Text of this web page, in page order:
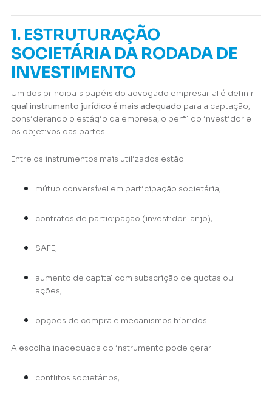
1. ESTRUTURAÇÃO
SOCIETÁRIA DA RODADA DE
INVESTIMENTO
Um dos principais papéis do advogado empresarial é definir
qual instrumento jurídico é mais adequado para a captação,
considerando o estágio da empresa, o perfil do investidor e
os objetivos das partes.
Entre os instrumentos mais utilizados estão:
mútuo conversível em participação societária;
contratos de participação (investidor-anjo);
SAFE;
aumento de capital com subscrição de quotas ou
ações;
opções de compra e mecanismos híbridos.
A escolha inadequada do instrumento pode gerar:
conflitos societários;